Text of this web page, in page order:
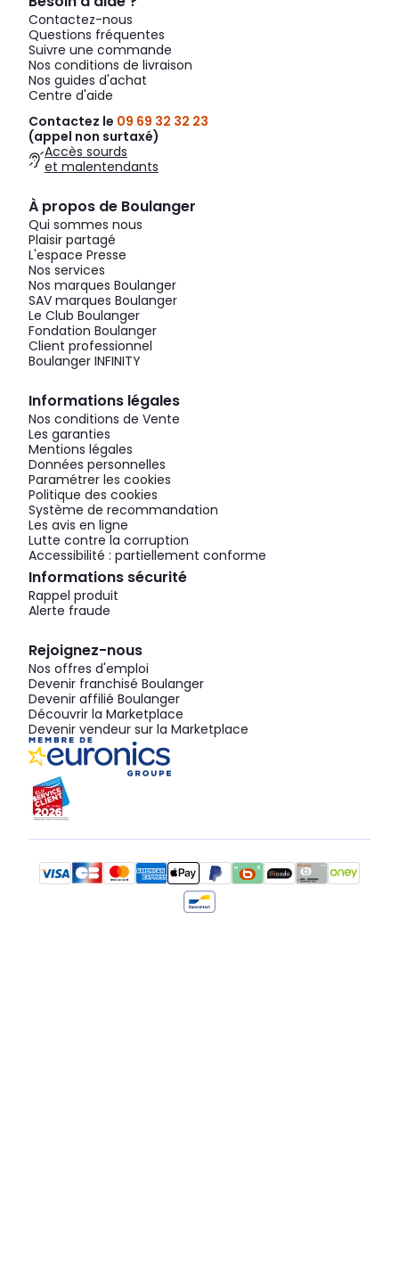
Contactez-nous
Questions fréquentes
Suivre une commande
Nos conditions de livraison
Nos guides d'achat
Centre d'aide
Contactez le 09 69 32 32 23
(appel non surtaxé)
Accès sourds
et malentendants
À propos de Boulanger
Qui sommes nous
Plaisir partagé
L'espace Presse
Nos services
Nos marques Boulanger
SAV marques Boulanger
Le Club Boulanger
Fondation Boulanger
Client professionnel
Boulanger INFINITY
Informations légales
Nos conditions de Vente
Les garanties
Mentions légales
Données personnelles
Paramétrer les cookies
Politique des cookies
Système de recommandation
Les avis en ligne
Lutte contre la corruption
Accessibilité : partiellement conforme
Informations sécurité
Rappel produit
Alerte fraude
Rejoignez-nous
Nos offres d'emploi
Devenir franchisé Boulanger
Devenir affilié Boulanger
Découvrir la Marketplace
Devenir vendeur sur la Marketplace